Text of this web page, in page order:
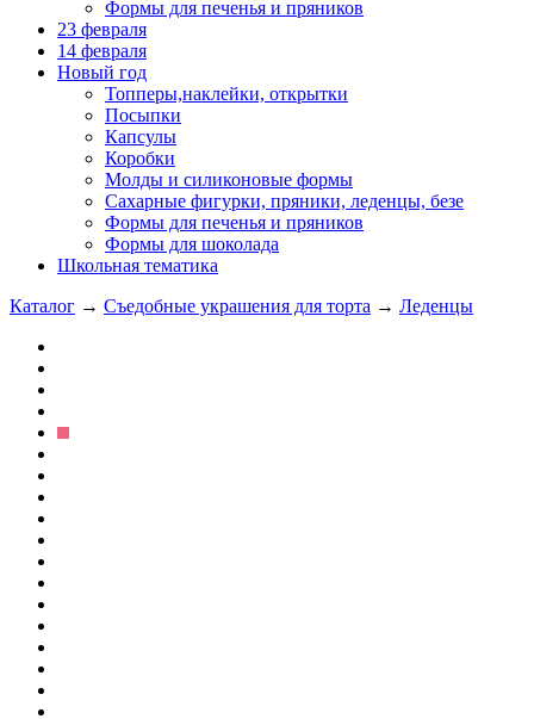
Формы для печенья и пряников
23 февраля
14 февраля
Новый год
Топперы,наклейки, открытки
Посыпки
Капсулы
Коробки
Молды и силиконовые формы
Сахарные фигурки, пряники, леденцы, безе
Формы для печенья и пряников
Формы для шоколада
Школьная тематика
Каталог → Съедобные украшения для торта → Леденцы